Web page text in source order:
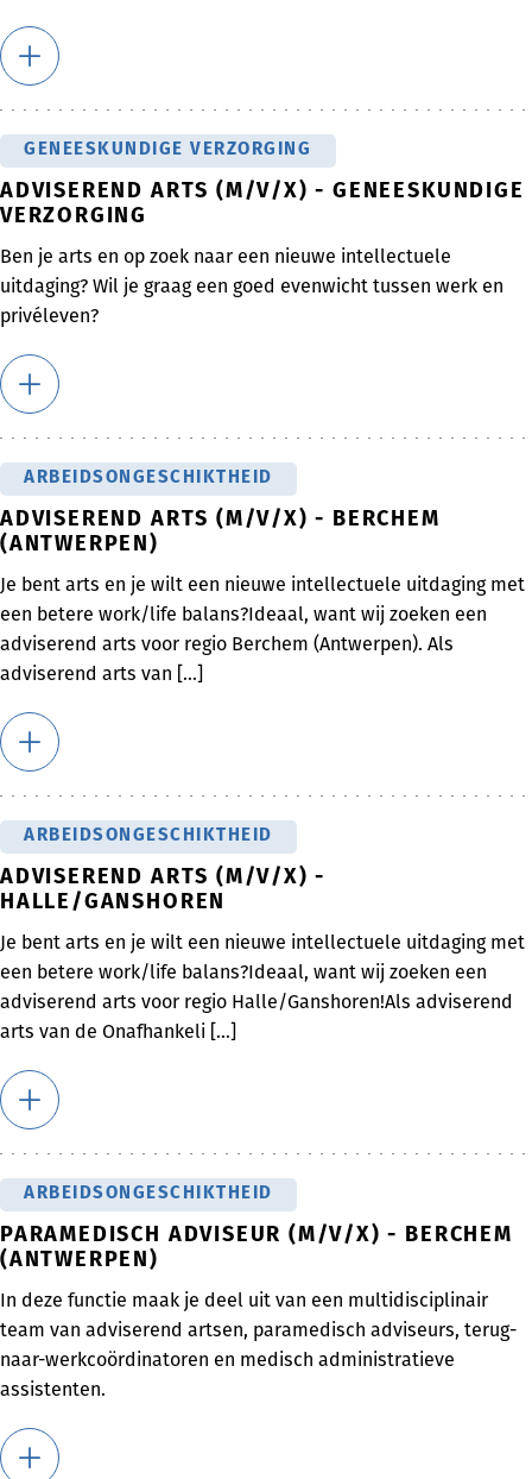
GENEESKUNDIGE VERZORGING
ADVISEREND ARTS (M/V/X) - GENEESKUNDIGE
VERZORGING
Ben je arts en op zoek naar een nieuwe intellectuele
uitdaging? Wil je graag een goed evenwicht tussen werk en
privéleven?
ARBEIDSONGESCHIKTHEID
ADVISEREND ARTS (M/V/X) - BERCHEM
(ANTWERPEN)
Je bent arts en je wilt een nieuwe intellectuele uitdaging met
een betere work/life balans?Ideaal, want wij zoeken een
adviserend arts voor regio Berchem (Antwerpen). Als
adviserend arts van [...]
ARBEIDSONGESCHIKTHEID
ADVISEREND ARTS (M/V/X) -
HALLE/GANSHOREN
Je bent arts en je wilt een nieuwe intellectuele uitdaging met
een betere work/life balans?Ideaal, want wij zoeken een
adviserend arts voor regio Halle/Ganshoren!Als adviserend
arts van de Onafhankeli [...]
ARBEIDSONGESCHIKTHEID
PARAMEDISCH ADVISEUR (M/V/X) - BERCHEM
(ANTWERPEN)
In deze functie maak je deel uit van een multidisciplinair
team van adviserend artsen, paramedisch adviseurs, terug-
naar-werkcoördinatoren en medisch administratieve
assistenten.